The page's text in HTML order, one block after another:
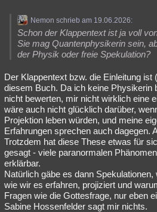
Nemon schrieb am 19.06.2026:
Schon der Klappentext ist ja voll
Sie mag Quantenphysikerin sein,
der Physik oder freie Spekulation?
Der Klappentext bzw. die Einleitung ist
diesem Buch. Da ich keine Physikerin
nicht bewerten, mir nicht wirklich eine
wäre auch nicht glücklich darüber,
Projektion leben würden, und meine
Erfahrungen sprechen auch dagegen.
Trotzdem hat diese These etwas für
gesagt - viele paranormalen
erklärbar.
Natürlich gäbe es dann
wie wir es erfahren, projiziert und
Fragen wie die Gottesfrage, nur eben
Sabine Hossenfelder sagt mir nichts.